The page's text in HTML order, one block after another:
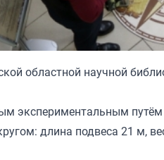
областной научной
экспериментальным
длина подвеса 21 м,